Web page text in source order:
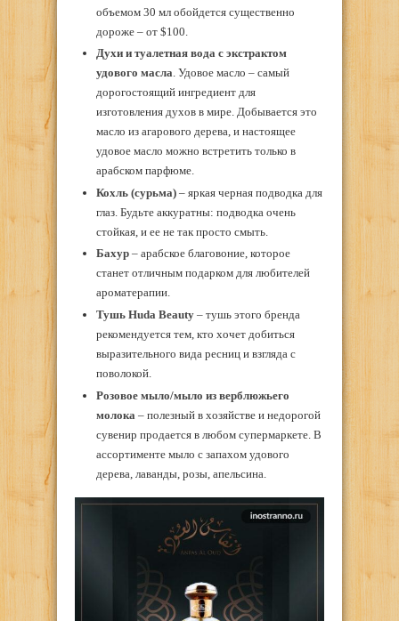
объемом 30 мл обойдется существенно
дороже – от $100.
Духи и туалетная вода с экстрактом
удового масла. Удовое масло – самый
дорогостоящий ингредиент для
изготовления духов в мире. Добывается это
масло из агарового дерева, и настоящее
удовое масло можно встретить только в
арабском парфюме.
Кохль (сурьма)– яркая черная подводка для
глаз. Будьте аккуратны: подводка очень
стойкая, и ее не так просто смыть.
Бахур – арабское благовоние, которое
станет отличным подарком для любителей
ароматерапии.
Тушь Huda Beauty – тушь этого бренда
рекомендуется тем, кто хочет добиться
выразительного вида ресниц и взгляда с
поволокой.
Розовое мыло/мыло из верблюжьего
молока – полезный в хозяйстве и недорогой
сувенир продается в любом супермаркете. В
ассортименте мыло с запахом удового
дерева, лаванды, розы, апельсина.